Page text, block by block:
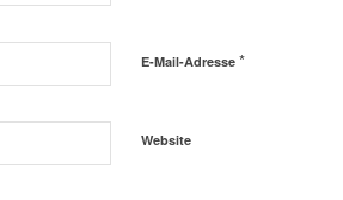
E-Mail-Adresse *
Website